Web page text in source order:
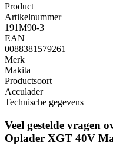
Product
Artikelnummer
191M90-3
EAN
0088381579261
Merk
Makita
Productsoort
Acculader
Technische gegevens
Veel gestelde vragen
Oplader XGT 40V